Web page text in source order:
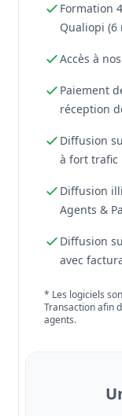
Formation
Qualiopi (6
Accès à
Paiement
réception
Diffusion
à fort trafic
Diffusion
Agents &
Diffusion
avec
* Les logiciels
Transaction afin
agents.